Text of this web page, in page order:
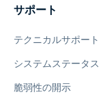
サポート
テクニカルサポート
システムステータス
脆弱性の開示